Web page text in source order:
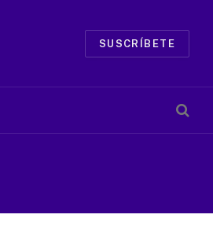
SUSCRÍBETE